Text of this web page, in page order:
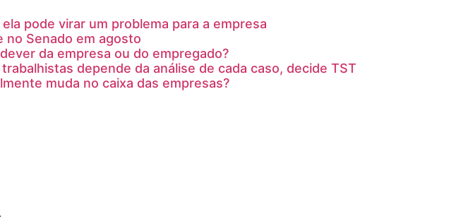
pode virar um problema para a empresa
no Senado em agosto
da empresa ou do empregado?
depende da análise de cada caso, decide TST
muda no caixa das empresas?